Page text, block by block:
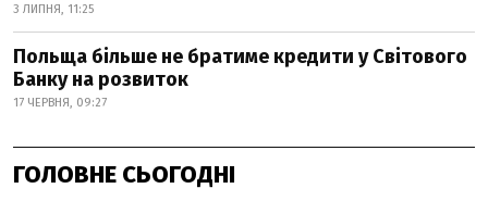
3 ЛИПНЯ, 11:25
Польща більше не братиме кредити у Світового
Банку на розвиток
17 ЧЕРВНЯ, 09:27
ГОЛОВНЕ СЬОГОДНІ